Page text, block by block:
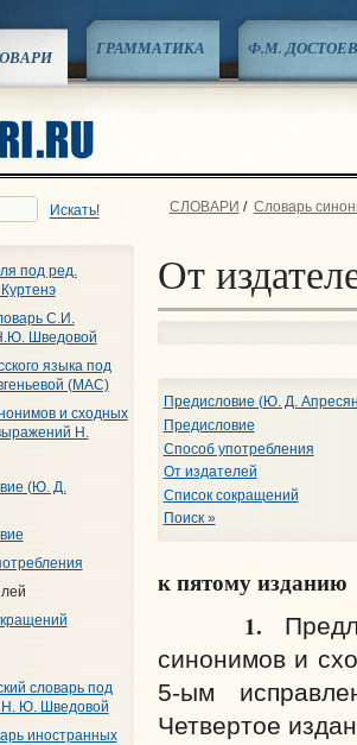
ГРАММАТИКА Ф.М.
Искать!
под ред.
С.И.
Шведовой
языка под
(МАС)
и сходных
Н.
(Ю. Д.
словарь под
Ю. Шведовой
иностранных
СЛОВАРИ / Словарь
От
Предисловие (Ю. Д.
Предисловие
Способ употребления
От издателей
Список сокращений
Поиск »
к пятому изданию
1.
синонимов и
5-ым
Четвертое